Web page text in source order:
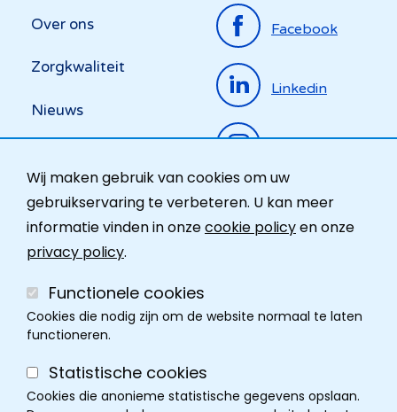
Wij maken gebruik van cookies om uw
gebruikservaring te verbeteren. U kan meer
informatie vinden in onzecookie policyen onze
privacy policy.
Functionele cookies
Cookies die nodig zijn om de website normaal te laten
functioneren.
Statistische cookies
Cookies die anonieme statistische gegevens opslaan.
Top
menu
Over ons
Zorgkwaliteit
Nieuws
Ombudsdienst
Contact
Facebook
Linkedin
Instagram